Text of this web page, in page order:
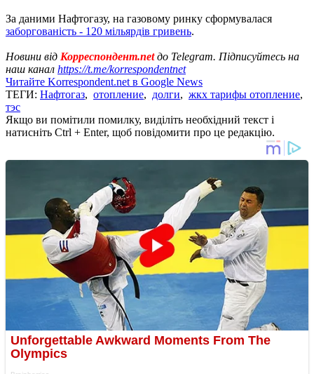
За даними Нафтогазу, на газовому ринку сформувалася
заборгованість - 120 мільярдів гривень.
Новини від Корреспондент.netдо Telegram. Підписуйтесь на
наш канал https://t.me/korrespondentnet
Читайте Korrespondent.net в Google News
ТЕГИ: Нафтогаз, отопление, долги, жкх тарифы отопление,
тэс
Якщо ви помітили помилку, виділіть необхідний текст і
натисніть Ctrl + Enter, щоб повідомити про це редакцію.